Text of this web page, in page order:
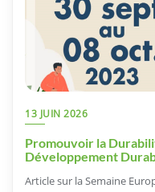
13 JUIN 2026
Promouvoir la
Développement
Article sur la Semaine